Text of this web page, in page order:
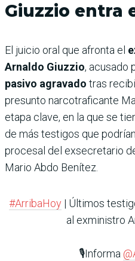
Giuzzio entra
El juicio oral que afronta el
Arnaldo Giuzzio, acusado
pasivo agravado tras
presunto narcotra­ficante
etapa clave, en la que se
de más tes­tigos que
procesal del exsecretario
Mario Abdo Benítez.
#ArribaHoy| Últimos
al exministro
🎙️Informa